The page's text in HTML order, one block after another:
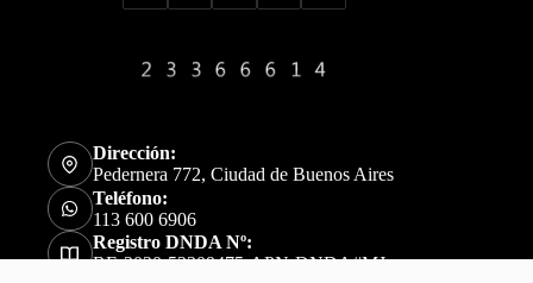
Dirección:
Pedernera 772, Ciudad de Buenos Aires
Teléfono:
113 600 6906
Registro DNDA Nº:
RE-2020-52309475-APN-DNDA#MJ